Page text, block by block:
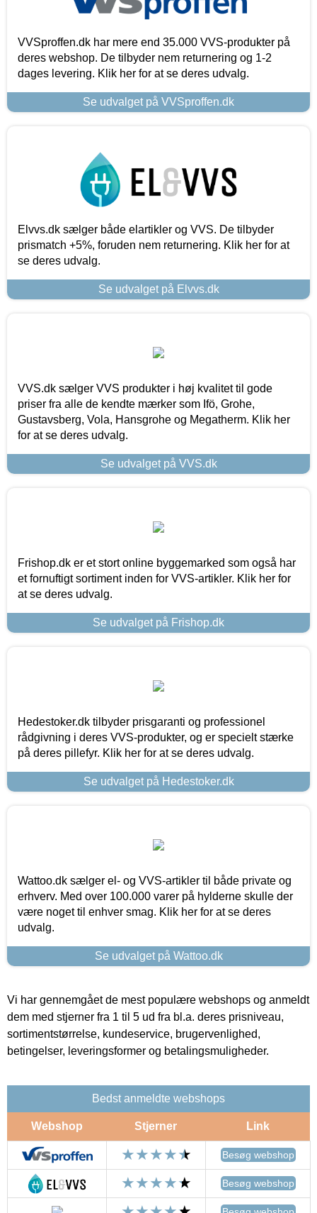
VVSproffen.dk har mere end 35.000 VVS-produkter på
deres webshop. De tilbyder nem returnering og 1-2
dages levering. Klik her for at se deres udvalg.
Se udvalget på VVSproffen.dk
Elvvs.dk sælger både elartikler og VVS. De tilbyder
prismatch +5%, foruden nem returnering. Klik her for at
se deres udvalg.
Se udvalget på Elvvs.dk
VVS.dk sælger VVS produkter i høj kvalitet til gode
priser fra alle de kendte mærker som Ifö, Grohe,
Gustavsberg, Vola, Hansgrohe og Megatherm. Klik her
for at se deres udvalg.
Se udvalget på VVS.dk
Frishop.dk er et stort online byggemarked som også har
et fornuftigt sortiment inden for VVS-artikler. Klik her for
at se deres udvalg.
Se udvalget på Frishop.dk
Hedestoker.dk tilbyder prisgaranti og professionel
rådgivning i deres VVS-produkter, og er specielt stærke
på deres pillefyr. Klik her for at se deres udvalg.
Se udvalget på Hedestoker.dk
Wattoo.dk sælger el- og VVS-artikler til både private og
erhverv. Med over 100.000 varer på hylderne skulle der
være noget til enhver smag. Klik her for at se deres
udvalg.
Se udvalget på Wattoo.dk
Vi har gennemgået de mest populære webshops og anmeldt
dem med stjerner fra 1 til 5 ud fra bl.a. deres prisniveau,
sortimentstørrelse, kundeservice, brugervenlighed,
betingelser, leveringsformer og betalingsmuligheder.
Bedst anmeldte webshops
Webshop Stjerner Link
Besøg webshop
Besøg webshop